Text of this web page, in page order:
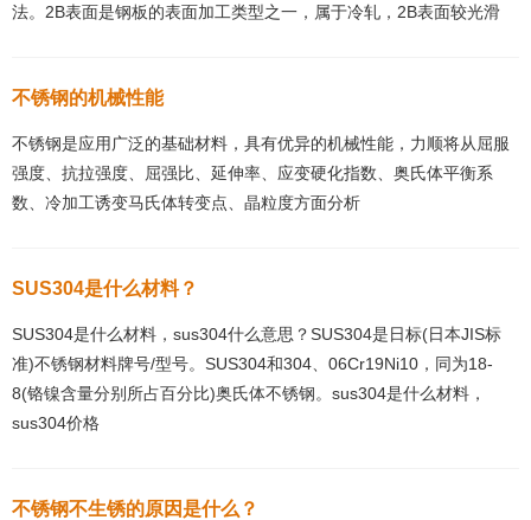
法。2B表面是钢板的表面加工类型之一，属于冷轧，2B表面较光滑
不锈钢的机械性能
不锈钢是应用广泛的基础材料，具有优异的机械性能，力顺将从屈服
强度、抗拉强度、屈强比、延伸率、应变硬化指数、奥氏体平衡系
数、冷加工诱变马氏体转变点、晶粒度方面分析
SUS304是什么材料？
SUS304是什么材料，sus304什么意思？SUS304是日标(日本JIS标
准)不锈钢材料牌号/型号。SUS304和304、06Cr19Ni10，同为18-
8(铬镍含量分别所占百分比)奥氏体不锈钢。sus304是什么材料，
sus304价格
不锈钢不生锈的原因是什么？